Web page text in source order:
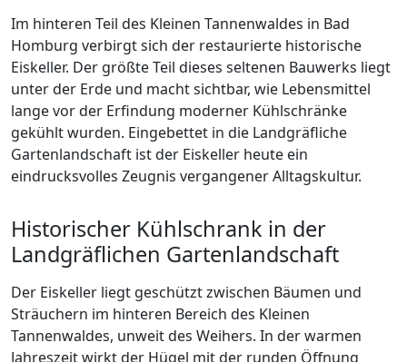
Im hinteren Teil des Kleinen Tannenwaldes in Bad
Homburg verbirgt sich der restaurierte historische
Eiskeller. Der größte Teil dieses seltenen Bauwerks liegt
unter der Erde und macht sichtbar, wie Lebensmittel
lange vor der Erfindung moderner Kühlschränke
gekühlt wurden. Eingebettet in die Landgräfliche
Gartenlandschaft ist der Eiskeller heute ein
eindrucksvolles Zeugnis vergangener Alltagskultur.
Historischer Kühlschrank in der
Landgräflichen Gartenlandschaft
Der Eiskeller liegt geschützt zwischen Bäumen und
Sträuchern im hinteren Bereich des Kleinen
Tannenwaldes, unweit des Weihers. In der warmen
Jahreszeit wirkt der Hügel mit der runden Öffnung